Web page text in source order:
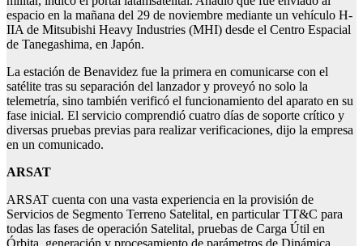
espacio en la mañana del 29 de noviembre mediante un vehículo H-
IIA de Mitsubishi Heavy Industries (MHI) desde el Centro Espacial
de Tanegashima, en Japón.
La estación de Benavidez fue la primera en comunicarse con el
satélite tras su separación del lanzador y proveyó no solo la
telemetría, sino también verificó el funcionamiento del aparato en su
fase inicial. El servicio comprendió cuatro días de soporte crítico y
diversas pruebas previas para realizar verificaciones, dijo la empresa
en un comunicado.
ARSAT
ARSAT cuenta con una vasta experiencia en la provisión de
Servicios de Segmento Terreno Satelital, en particular TT&C para
todas las fases de operación Satelital, pruebas de Carga Útil en
Órbita, generación y procesamiento de parámetros de Dinámica